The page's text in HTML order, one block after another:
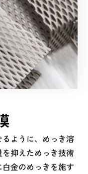
ように、めっき溶
抑えためっき技術
金のめっきを施す